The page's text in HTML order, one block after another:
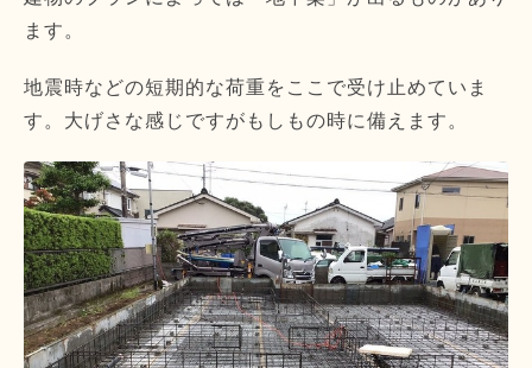
ます。
地震時などの短期的な荷重をここで受け止めていま
す。大げさな感じですがもしもの時に備えます。